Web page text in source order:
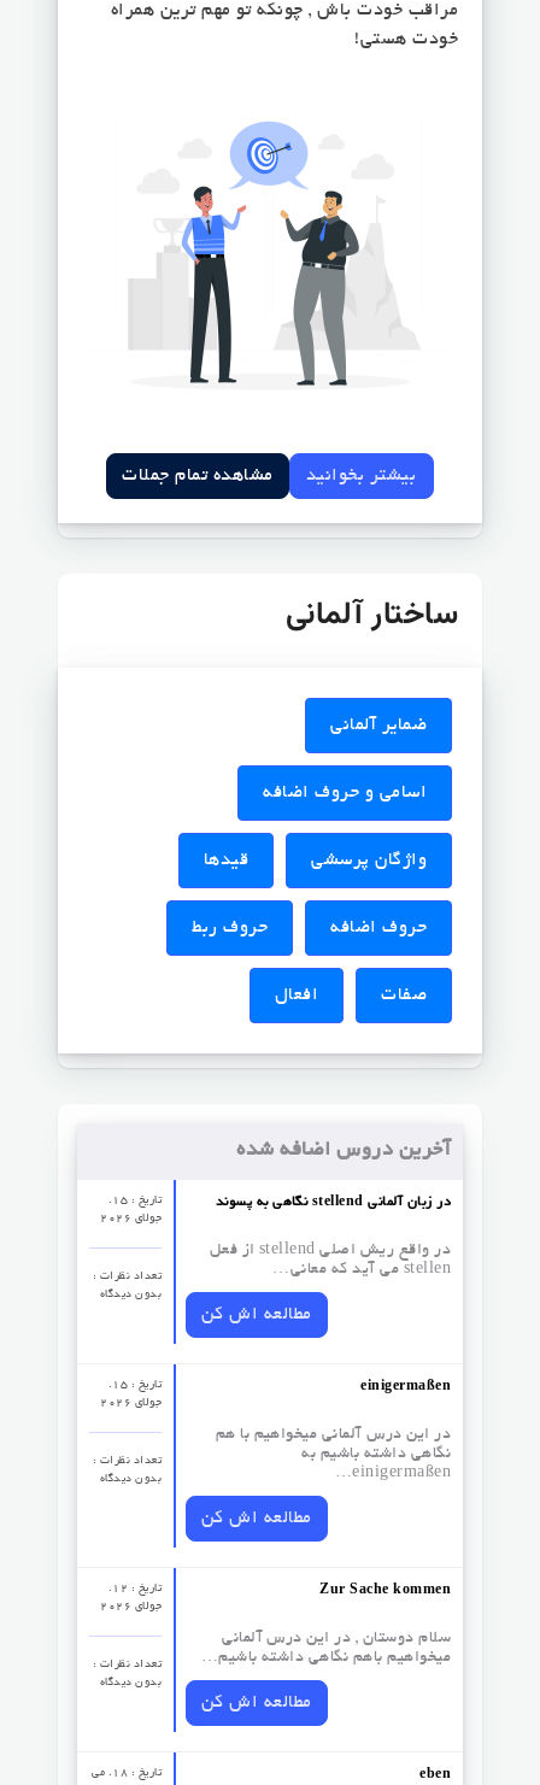
مراقب خودت باش , چونکه تو مهم ترین همراه
خودت هستی!
بیشتر بخوانید مشاهده تمام جملات
ساختار آلمانی
ضمایر آلمانی
اسامی و حروف اضافه
واژگان پرسشی قیدها
حروف اضافه حروف ربط
صفات افعال
آخرین دروس اضافه شده
تاریخ : 15.
جولای 2026
تعداد نظرات‌ :
بدون دیدگاه
نگاهی به پسوند stellend در زبان آلمانی
در واقع ریش اصلی stellend از فعل
stellen می آید که معانی…
مطالعه اش کن
تاریخ : 15.
جولای 2026
تعداد نظرات‌ :
بدون دیدگاه
einigermaßen
در این درس آلمانی میخواهیم با هم
نگاهی داشته باشیم به
einigermaßen…
مطالعه اش کن
تاریخ : 12.
جولای 2026
تعداد نظرات‌ :
بدون دیدگاه
Zur Sache kommen
سلام دوستان , در این درس آلمانی
میخواهیم باهم نگاهی داشته باشیم…
مطالعه اش کن
تاریخ : 18. می eben